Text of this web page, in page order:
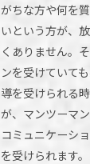
がちな方や何を
いという方が、
くありません。
ンを受けていて
導を受けられる
が、マンツーマ
コミュニケーシ
を受けられます